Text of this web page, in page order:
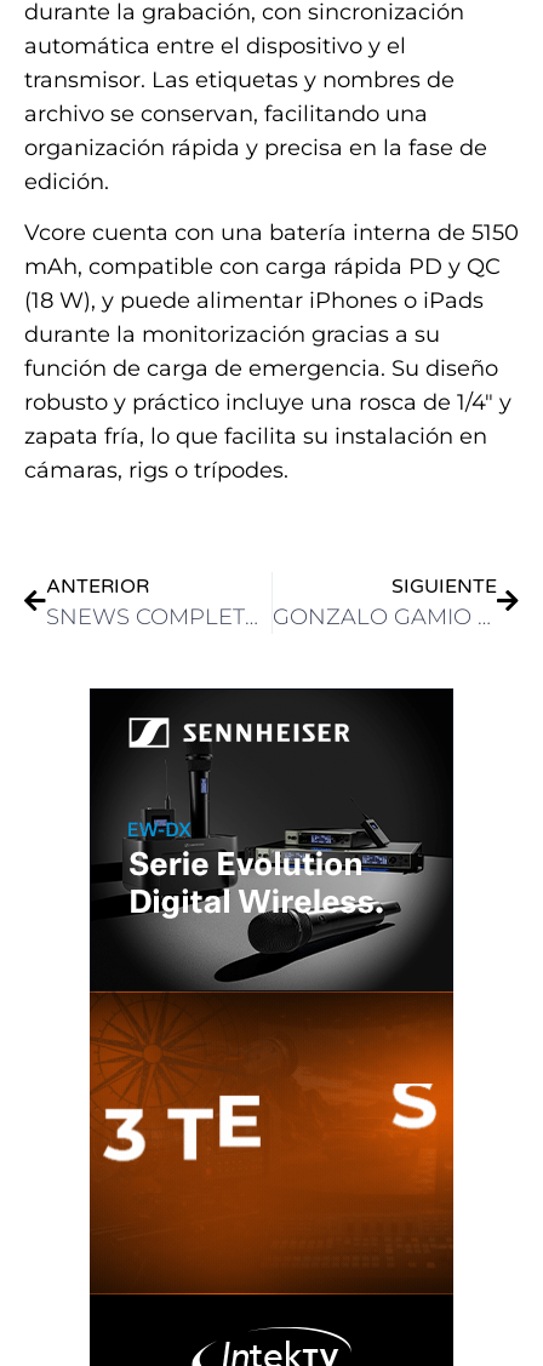
durante la grabación, con sincronización
automática entre el dispositivo y el
transmisor. Las etiquetas y nombres de
archivo se conservan, facilitando una
organización rápida y precisa en la fase de
edición.
Vcore cuenta con una batería interna de 5150
mAh, compatible con carga rápida PD y QC
(18 W), y puede alimentar iPhones o iPads
durante la monitorización gracias a su
función de carga de emergencia. Su diseño
robusto y práctico incluye una rosca de 1/4″ y
zapata fría, lo que facilita su instalación en
cámaras, rigs o trípodes.
ANTERIOR
SNEWS COMPLETÓ LA AUTOMATIZACIÓN DEL FLUJO DE PRODUCCIÓN DE CONTENIDO PERIODÍSTICO DE SBT – RS
SIGUIENTE
GONZALO GAMIO DE SONY: “SONY APORTA EFICIENCIA OPERATIVA, ESCALABILIDAD Y CONFIABILIDAD TÉCNICA”